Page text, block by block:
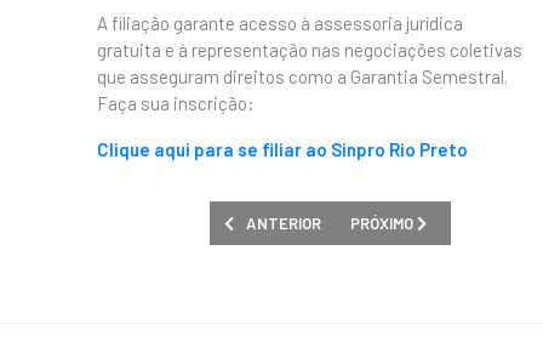
A filiação garante acesso à assessoria jurídica
gratuita e à representação nas negociações coletivas
que asseguram direitos como a Garantia Semestral.
Faça sua inscrição:
Clique aqui para se filiar ao Sinpro Rio Preto
ARTIGO ANTERIOR: FÉRIAS COLETIVAS
ANTERIOR PRÓXIMO ARTIGO:
PRÓXIMO